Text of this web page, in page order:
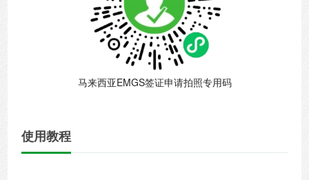
马来西亚EMGS签证申请拍照专用码
使用教程